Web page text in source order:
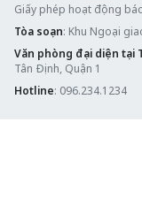
Giấy phép hoạt động
Tòa soạn: Khu Ngoại
Văn phòng đại diện tại
Tân Định, Quận 1
Hotline: